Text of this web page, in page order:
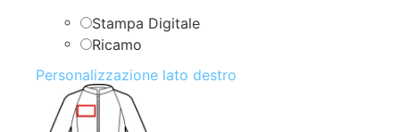
Stampa Digitale
Ricamo
Personalizzazione lato destro